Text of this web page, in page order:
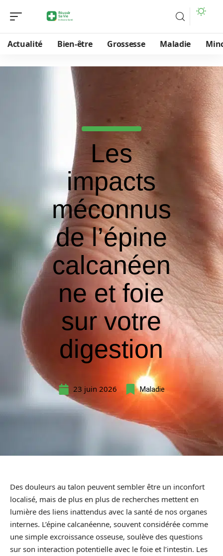
Actualité Bien-être Grossesse Maladie
Les
impacts
méconnus
de l’épine
calcanéen
ne et foie
sur votre
digestion
23 juin 2026 Maladie
Des douleurs au talon peuvent sembler être un inconfort
localisé, mais de plus en plus de recherches mettent en
lumière des liens inattendus avec la santé de nos organes
internes. L’épine calcanéenne, souvent considérée comme
une simple excroissance osseuse, soulève des questions
sur son interaction potentielle avec le foie et l’intestin. Les